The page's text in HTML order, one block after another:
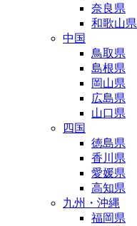
奈良県
和歌山県
中国
鳥取県
島根県
岡山県
広島県
山口県
四国
徳島県
香川県
愛媛県
高知県
九州・沖縄
福岡県